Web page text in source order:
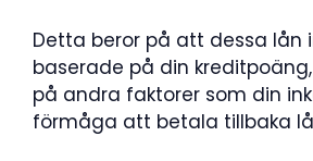
Detta beror på att dessa lån
baserade på din
på andra faktorer som din
förmåga att betala tillbaka